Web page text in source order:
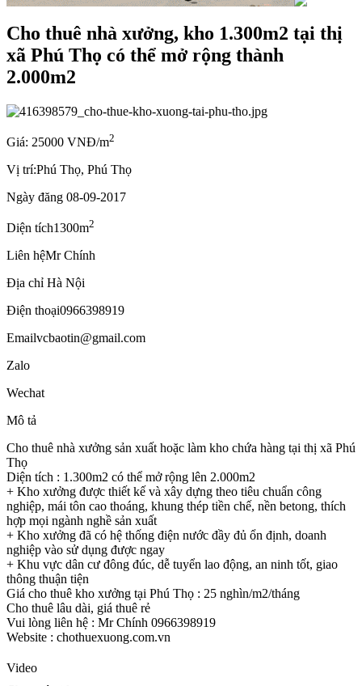
Cho thuê nhà xưởng, kho 1.300m2 tại thị
xã Phú Thọ có thể mở rộng thành
2.000m2
Giá: 25000 VNĐ/m2
Vị trí:Phú Thọ, Phú Thọ
Ngày đăng 08-09-2017
Diện tích1300m2
Liên hệMr Chính
Địa chỉ Hà Nội
Điện thoại0966398919
Emailvcbaotin@gmail.com
Zalo
Wechat
Mô tả
Cho thuê nhà xưởng sản xuất hoặc làm kho chứa hàng tại thị xã Phú
Thọ
Diện tích : 1.300m2 có thể mở rộng lên 2.000m2
+ Kho xưởng được thiết kế và xây dựng theo tiêu chuẩn công
nghiệp, mái tôn cao thoáng, khung thép tiền chế, nền betong, thích
hợp mọi ngành nghề sản xuất
+ Kho xưởng đã có hệ thống điện nước đầy đủ ổn định, doanh
nghiệp vào sử dụng được ngay
+ Khu vực dân cư đông đúc, dễ tuyển lao động, an ninh tốt, giao
thông thuận tiện
Giá cho thuê kho xưởng tại Phú Thọ : 25 nghìn/m2/tháng
Cho thuê lâu dài, giá thuê rẻ
Vui lòng liên hệ : Mr Chính 0966398919
Website : chothuexuong.com.vn
Video